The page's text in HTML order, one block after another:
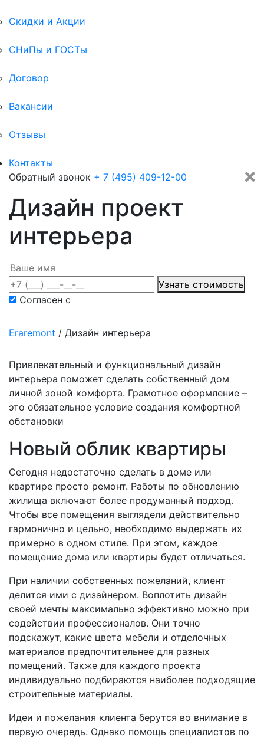
Скидки и Акции
СНиПы и ГОСТы
Договор
Вакансии
Отзывы
Контакты
Обратный звонок + 7 (495) 409-12-00
Дизайн проект
интерьера
Узнать стоимость
Согласен с
Eraremont / Дизайн интерьера
Привлекательный и функциональный дизайн
интерьера поможет сделать собственный дом
личной зоной комфорта. Грамотное оформление –
это обязательное условие создания комфортной
обстановки
Новый облик квартиры
Сегодня недостаточно сделать в доме или
квартире просто ремонт. Работы по обновлению
жилища включают более продуманный подход.
Чтобы все помещения выглядели действительно
гармонично и цельно, необходимо выдержать их
примерно в одном стиле. При этом, каждое
помещение дома или квартиры будет отличаться.
При наличии собственных пожеланий, клиент
делится ими с дизайнером. Воплотить дизайн
своей мечты максимально эффективно можно при
содействии профессионалов. Они точно
подскажут, какие цвета мебели и отделочных
материалов предпочтительнее для разных
помещений. Также для каждого проекта
индивидуально подбираются наиболее подходящие
строительные материалы.
Идеи и пожелания клиента берутся во внимание в
первую очередь. Однако помощь специалистов по